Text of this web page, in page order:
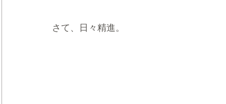
さて、日々精進。